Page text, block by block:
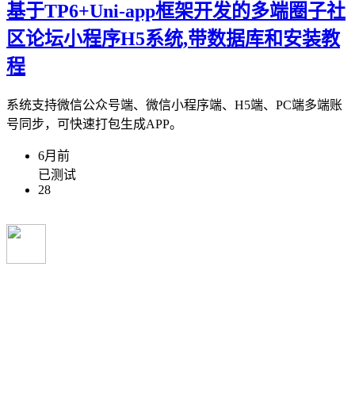
基于TP6+Uni-app框架开发的多端圈子社
区论坛小程序H5系统,带数据库和安装教
程
系统支持微信公众号端、微信小程序端、H5端、PC端多端账
号同步，可快速打包生成APP。
6月前
已测试
28